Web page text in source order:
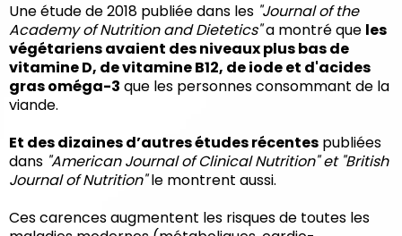
Une étude de 2018 publiée dans les "Journal of the
Academy of Nutrition and Dietetics"a montré que les
végétariens avaient des niveaux plus bas de
vitamine D, de vitamine B12, de iode et d'acides
gras oméga-3 que les personnes consommant de la
viande.
Et des dizaines d’autres études récentes publiées
dans "American Journal of Clinical Nutrition" et "British
Journal of Nutrition"le montrent aussi.
Ces carences augmentent les risques de toutes les